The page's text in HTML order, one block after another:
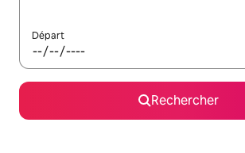
Départ
Rechercher